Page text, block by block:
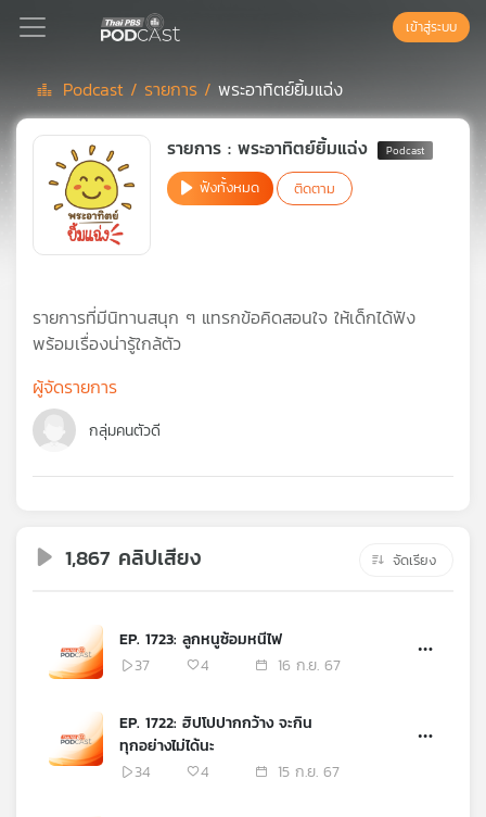
Podcast
เพล
สต์
ของ
บทความ
เข้าสู่ระบบ
Podcast /รายการ /พระอาทิตย์ยิ้มแฉ่ง
รายการ : พระอาทิตย์ยิ้มแฉ่ง
ฟังทั้งหมด ติดตาม
รายการที่มีนิทานสนุก ๆ แทรกข้อคิดสอนใจ ให้เด็กได้ฟัง
พร้อมเรื่องน่ารู้ใกล้ตัว
ผู้จัดรายการ
กลุ่มคนตัวดี
1,867 คลิปเสียง จัดเรียง
EP. 1723: ลูกหนูซ้อมหนีไฟ
37
4 16 ก.ย. 67
EP. 1722: ฮิปโปปากกว้าง จะกิน
ทุกอย่างไม่ได้นะ
34
4 15 ก.ย. 67